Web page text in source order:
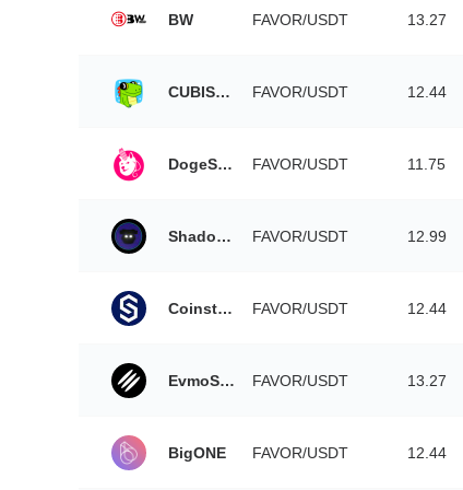
BW FAVOR/USDT 13.27
CUBISwap FAVOR/USDT 12.44
DogeSwap FAVOR/USDT 11.75
ShadowSwap FAVOR/USDT 12.99
Coinstore FAVOR/USDT 12.44
EvmoSwap FAVOR/USDT 13.27
BigONE FAVOR/USDT 12.44